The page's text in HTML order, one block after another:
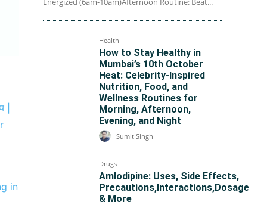
|
in
Health
How to Stay Healthy in
Mumbai’s 10th October
Heat: Celebrity-Inspired
Nutrition, Food, and
Wellness Routines for
Morning, Afternoon,
Evening, and Night
Sumit Singh
Drugs
Amlodipine: Uses, Side Effects,
Precautions,Interactions,Dosage
& More